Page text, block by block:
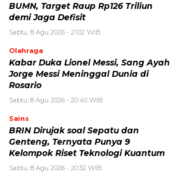
BUMN, Target Raup Rp126 Triliun
demi Jaga Defisit
Sabtu, 8 Agu 2026 - 21:02 WIB
Olahraga
Kabar Duka Lionel Messi, Sang Ayah
Jorge Messi Meninggal Dunia di
Rosario
Sabtu, 8 Agu 2026 - 20:40 WIB
Sains
BRIN Dirujak soal Sepatu dan
Genteng, Ternyata Punya 9
Kelompok Riset Teknologi Kuantum
Sabtu, 8 Agu 2026 - 20:32 WIB